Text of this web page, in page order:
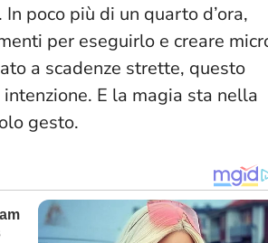
In poco più di un quarto d’ora,
per eseguirlo e creare
a scadenze strette, questo
E la magia sta nella
gesto.